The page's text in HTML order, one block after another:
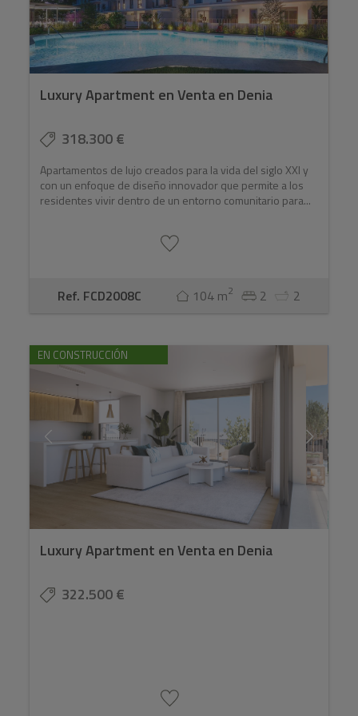
que usted reciba una experiencia sin fisuras en la
navegación por el panorama inmobiliario.
Cristian Alexander: El equipo de Real Estate
Lifestyle, entendemos lo que más le importa,
'Bienvenido a una nueva era de bienes raíces de lujo
Luxury Apartment en Venta en Denia
318.300 €
Apartamentos de lujo creados para la vida del siglo XXI y
con un enfoque de diseño innovador que permite a los
residentes vivir dentro de un entorno comunitario para...
Ref. FCD2008C 104 m2 2 2
EN CONSTRUCCIÓN
Luxury Apartment en Venta en Denia
322.500 €